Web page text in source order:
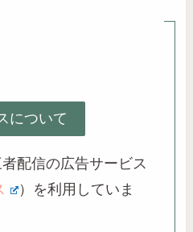
について
配信の広告サービス
）を利用していま